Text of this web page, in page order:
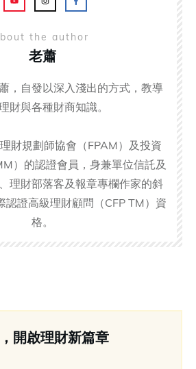
the author
老蕭
，自發以深入淺出的方式，教導
財與各種財商知識。
財規劃師協會（FPAM）及投資
）的認證會員，身兼單位信託及
理財部落客及報章專欄作家的斜
認證高級理財顧問（CFP TM）資
格。
開啟理財新篇章